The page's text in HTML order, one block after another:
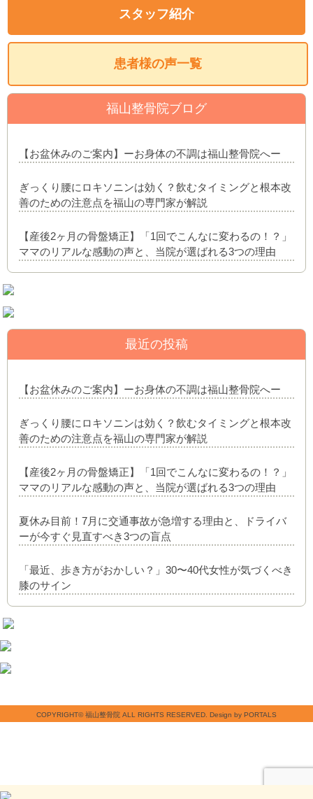
スタッフ紹介
患者様の声一覧
福山整骨院ブログ
【お盆休みのご案内】ーお身体の不調は福山整骨院へー
ぎっくり腰にロキソニンは効く？飲むタイミングと根本改
善のための注意点を福山の専門家が解説
【産後2ヶ月の骨盤矯正】「1回でこんなに変わるの！？」
ママのリアルな感動の声と、当院が選ばれる3つの理由
最近の投稿
【お盆休みのご案内】ーお身体の不調は福山整骨院へー
ぎっくり腰にロキソニンは効く？飲むタイミングと根本改
善のための注意点を福山の専門家が解説
【産後2ヶ月の骨盤矯正】「1回でこんなに変わるの！？」
ママのリアルな感動の声と、当院が選ばれる3つの理由
夏休み目前！7月に交通事故が急増する理由と、ドライバ
ーが今すぐ見直すべき3つの盲点
「最近、歩き方がおかしい？」30〜40代女性が気づくべき
膝のサイン
COPYRIGHT© 福山整骨院 ALL RIGHTS RESERVED. Design by PORTALS